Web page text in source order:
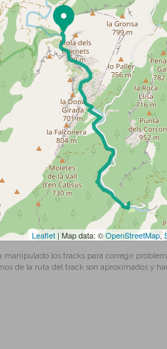
Leaflet | Map data: ©OpenStreetMap,
manipulado los tracks para corregir
de la ruta del track son aproximados y